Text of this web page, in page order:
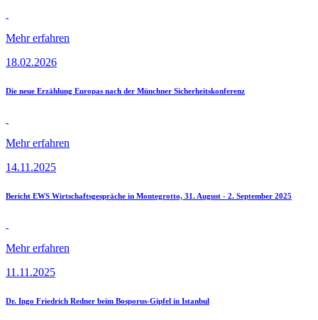
Mehr erfahren
18.02.2026
Die neue Erzählung Europas nach der Münchner Sicherheitskonferenz
Mehr erfahren
14.11.2025
Bericht EWS Wirtschaftsgespräche in Montegrotto, 31. August - 2. September 2025
Mehr erfahren
11.11.2025
Dr. Ingo Friedrich Redner beim Bosporus-Gipfel in Istanbul